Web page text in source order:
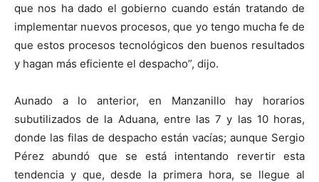
que nos ha dado el gobierno cuando están tratando de
implementar nuevos procesos, que yo tengo mucha fe de
que estos procesos tecnológicos den buenos resultados
y hagan más eficiente el despacho”, dijo.
Aunado a lo anterior, en Manzanillo hay horarios
subutilizados de la Aduana, entre las 7 y las 10 horas,
donde las filas de despacho están vacías; aunque Sergio
Pérez abundó que se está intentando revertir esta
tendencia y que, desde la primera hora, se llegue al